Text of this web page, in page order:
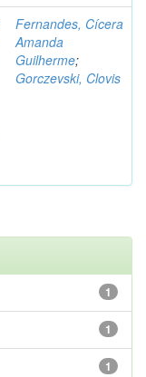
Fernandes, Cícera
Amanda
Guilherme;
Gorczevski, Clovis
1
1
1